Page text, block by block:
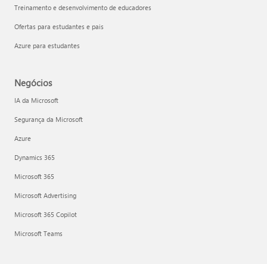
Treinamento e desenvolvimento de educadores
Ofertas para estudantes e pais
Azure para estudantes
Negócios
IA da Microsoft
Segurança da Microsoft
Azure
Dynamics 365
Microsoft 365
Microsoft Advertising
Microsoft 365 Copilot
Microsoft Teams